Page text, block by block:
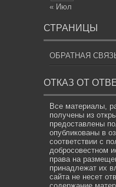
« Июл
СТРАНИЦЫ
ОБРАТНАЯ
ОТКАЗ ОТ
Все материалы,
получены из
предоставлены
опубликованы в
соответствии с
добросовестном
права на
принадлежат их
сайта не несет